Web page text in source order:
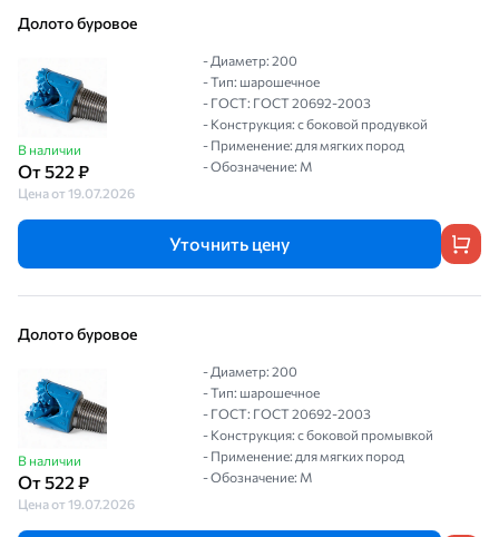
Долото буровое
В наличии
От 522 ₽
Цена от 19.07.2026
- Диаметр: 200
- Тип: шарошечное
- ГОСТ: ГОСТ 20692-2003
- Конструкция: с боковой продувкой
- Применение: для мягких пород
- Обозначение: М
Уточнить цену
Долото буровое
В наличии
От 522 ₽
Цена от 19.07.2026
- Диаметр: 200
- Тип: шарошечное
- ГОСТ: ГОСТ 20692-2003
- Конструкция: с боковой промывкой
- Применение: для мягких пород
- Обозначение: М